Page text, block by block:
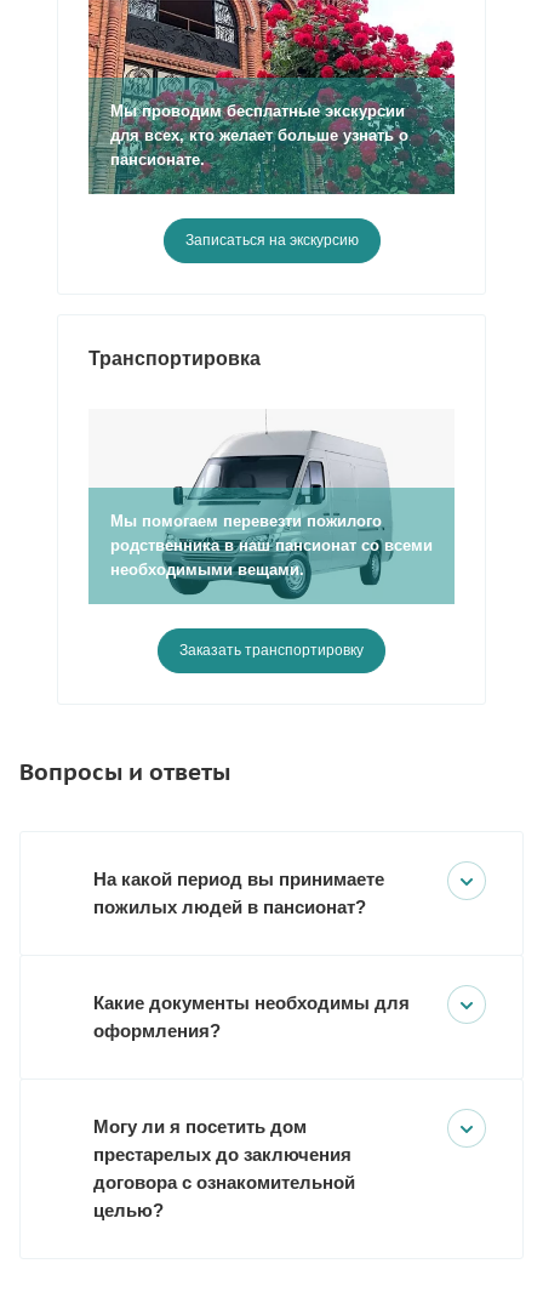
Мы проводим бесплатные экскурсии
для всех, кто желает больше узнать о
пансионате.
Записаться на экскурсию
Транспортировка
Мы помогаем перевезти пожилого
родственника в наш пансионат со всеми
необходимыми вещами.
Заказать транспортировку
Вопросы и ответы
На какой период вы принимаете
пожилых людей в пансионат?
Какие документы необходимы для
оформления?
Могу ли я посетить дом
престарелых до заключения
договора с ознакомительной
целью?